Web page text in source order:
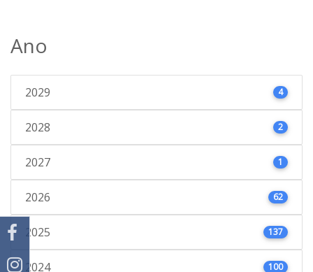
Ano
2029 4
2028 2
2027 1
2026 62
2025 137
2024 100